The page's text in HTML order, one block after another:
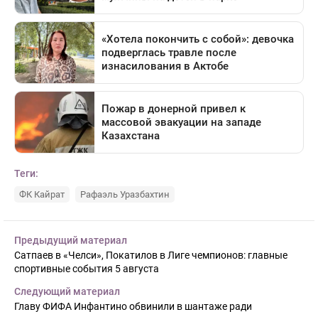
Теги:
ФК Кайрат Рафаэль Уразбахтин
Предыдущий материал
Сатпаев в «Челси», Покатилов в Лиге чемпионов: главные
спортивные события 5 августа
Следующий материал
Главу ФИФА Инфантино обвинили в шантаже ради